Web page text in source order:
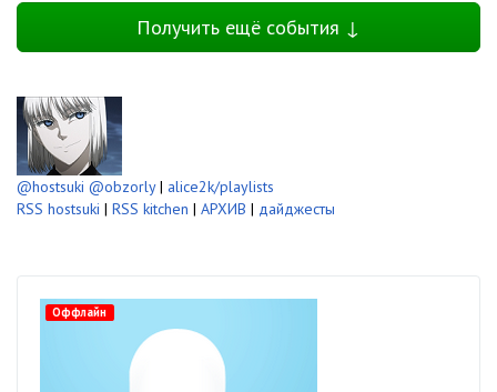
Получить ещё события ↓
@hostsuki @obzorly| alice2k/playlists
RSS hostsuki | RSS kitchen | АРХИВ | дайджесты
Оффлайн